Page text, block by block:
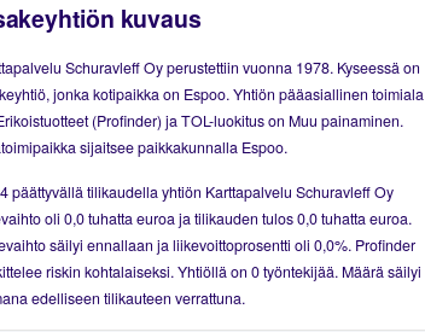
kuvaus
Schuravleff Oy perustettiin vuonna 1978. Kyseessä on
jonka kotipaikka on Espoo. Yhtiön pääasiallinen toimiala
(Profinder) ja TOL-luokitus on Muu painaminen.
sijaitsee paikkakunnalla Espoo.
päättyvällä tilikaudella yhtiön Karttapalvelu Schuravleff Oy
oli 0,0 tuhatta euroa ja tilikauden tulos 0,0 tuhatta euroa.
säilyi ennallaan ja liikevoittoprosentti oli 0,0%. Profinder
riskin kohtalaiseksi. Yhtiöllä on 0 työntekijää. Määrä säilyi
edelliseen tilikauteen verrattuna.